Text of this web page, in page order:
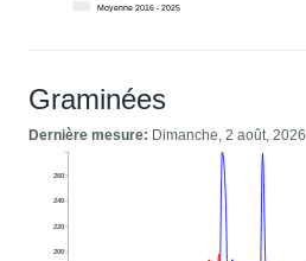
Moyenne 2016 - 2025
Graminées
Dernière mesure: Dimanche, 2 août, 2026
200
220
240
260